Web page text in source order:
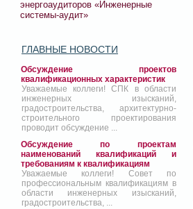
энергоаудиторов «Инженерные
системы-аудит»
ГЛАВНЫЕ НОВОСТИ
Обсуждение проектов
квалификационных характеристик
Уважаемые коллеги! СПК в области
инженерных изысканий,
градостроительства, архитектурно-
строительного проектирования
проводит обсуждение ...
Обсуждение по проектам
наименований квалификаций и
требованиям к квалификациям
Уважаемые коллеги! Совет по
профессиональным квалификациям в
области инженерных изысканий,
градостроительства, ...